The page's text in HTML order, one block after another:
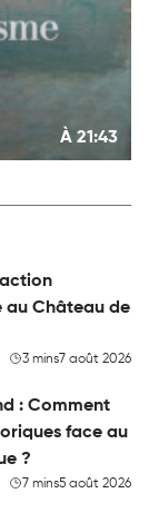
À 21:43
au Château de
3 mins7 août 2026
: Comment
face au
?
7 mins5 août 2026